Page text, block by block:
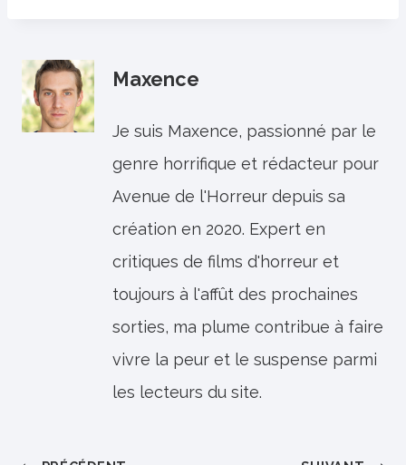
Maxence
Je suis Maxence, passionné par le
genre horrifique et rédacteur pour
Avenue de l'Horreur depuis sa
création en 2020. Expert en
critiques de films d'horreur et
toujours à l'affût des prochaines
sorties, ma plume contribue à faire
vivre la peur et le suspense parmi
les lecteurs du site.